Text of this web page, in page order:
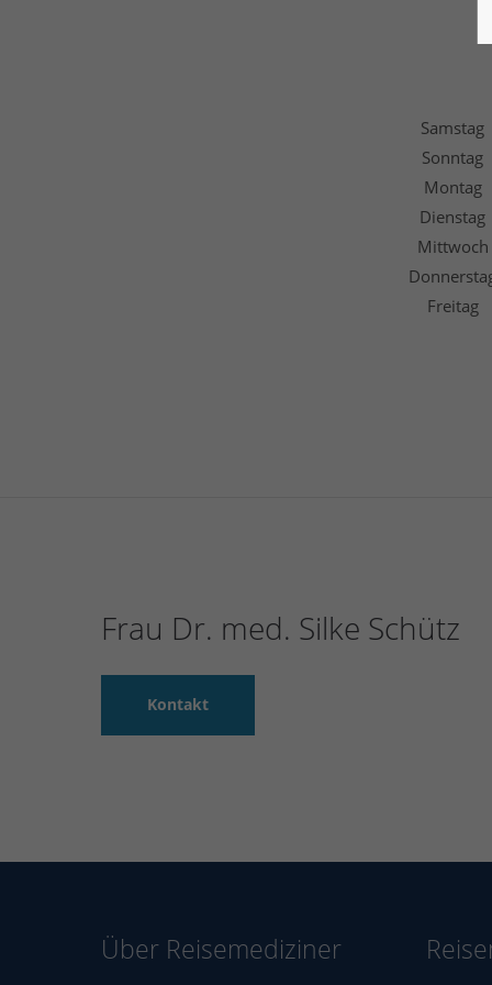
Samstag
Sonntag
Montag
Dienstag
Mittwoch
Freitag
Frau Dr. med. Silke Schütz
Kontakt
Über Reisemediziner